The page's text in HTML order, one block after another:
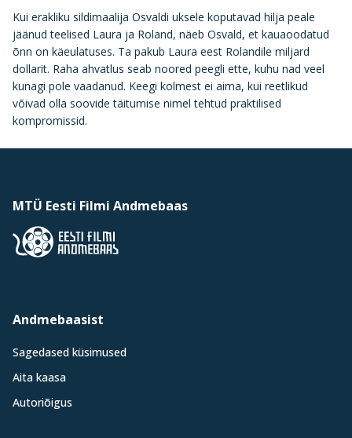
Kui erakliku sildimaalija Osvaldi uksele koputavad hilja peale
jäänud teelised Laura ja Roland, näeb Osvald, et kauaoodatud
õnn on käeulatuses. Ta pakub Laura eest Rolandile miljard
dollarit. Raha ahvatlus seab noored peegli ette, kuhu nad veel
kunagi pole vaadanud. Keegi kolmest ei aima, kui reetlikud
võivad olla soovide täitumise nimel tehtud praktilised
kompromissid.
MTÜ Eesti Filmi Andmebaas
Andmebaasist
Sagedased küsimused
Aita kaasa
Autoriõigus